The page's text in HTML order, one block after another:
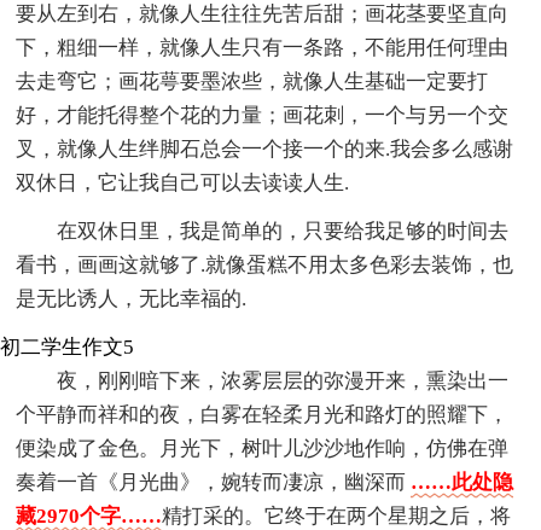
要从左到右，就像人生往往先苦后甜；画花茎要坚直向
下，粗细一样，就像人生只有一条路，不能用任何理由
去走弯它；画花萼要墨浓些，就像人生基础一定要打
好，才能托得整个花的力量；画花刺，一个与另一个交
叉，就像人生绊脚石总会一个接一个的来.我会多么感谢
双休日，它让我自己可以去读读人生.
在双休日里，我是简单的，只要给我足够的时间去
看书，画画这就够了.就像蛋糕不用太多色彩去装饰，也
是无比诱人，无比幸福的.
初二学生作文5
夜，刚刚暗下来，浓雾层层的弥漫开来，熏染出一
个平静而祥和的夜，白雾在轻柔月光和路灯的照耀下，
便染成了金色。月光下，树叶儿沙沙地作响，仿佛在弹
奏着一首《月光曲》，婉转而凄凉，幽深而 ……此处隐
藏2970个字……精打采的。它终于在两个星期之后，将